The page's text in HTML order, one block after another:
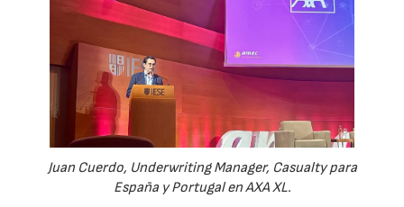
Juan Cuerdo, Underwriting Manager, Casualty para
España y Portugal en AXA XL.